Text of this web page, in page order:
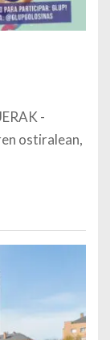
-
ostiralean,